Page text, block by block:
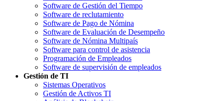
Software de Gestión del Tiempo
Software de reclutamiento
Software de Pago de Nómina
Software de Evaluación de Desempeño
Software de Nómina Multipaís
Software para control de asistencia
Programación de Empleados
Software de supervisión de empleados
Gestión de TI
Sistemas Operativos
Gestión de Activos TI